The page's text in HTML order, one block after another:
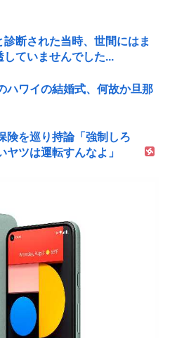
断された当時、世間にはま
ていませんでした...
ハワイの結婚式、何故か旦那
険を巡り持論「強制しろ
ヤツは運転すんなよ」